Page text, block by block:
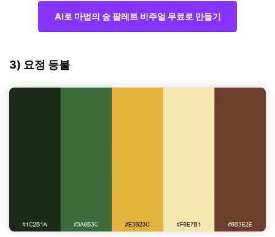
AI로 마법의 숲 팔레트 비주얼 무료로 만들기
3) 요정 등불